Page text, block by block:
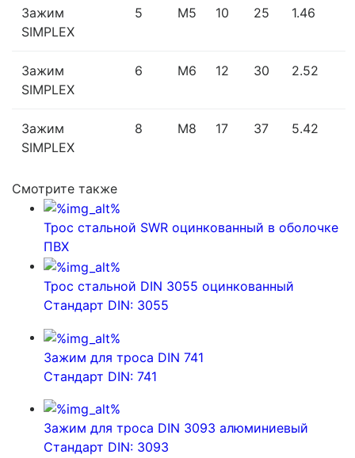
Зажим
SIMPLEX
5 M5 10 25 1.46
Зажим
SIMPLEX
6 M6 12 30 2.52
Зажим
SIMPLEX
8 M8 17 37 5.42
Смотрите также
Трос стальной SWR оцинкованный в оболочке
ПВХ
Трос стальной DIN 3055 оцинкованный
Стандарт DIN: 3055
Зажим для троса DIN 741
Стандарт DIN: 741
Зажим для троса DIN 3093 алюминиевый
Стандарт DIN: 3093